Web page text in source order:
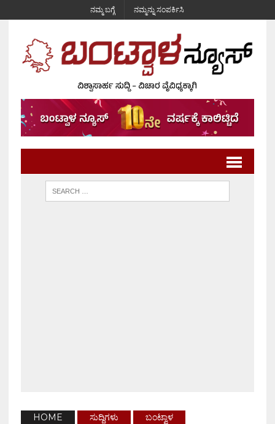
ನಮ್ಮ ಬಗ್ಗೆ ನಮ್ಮನ್ನು ಸಂಪರ್ಕಿಸಿ
HOME ಸುದ್ದಿಗಳು ಬಂಟ್ವಾಳ